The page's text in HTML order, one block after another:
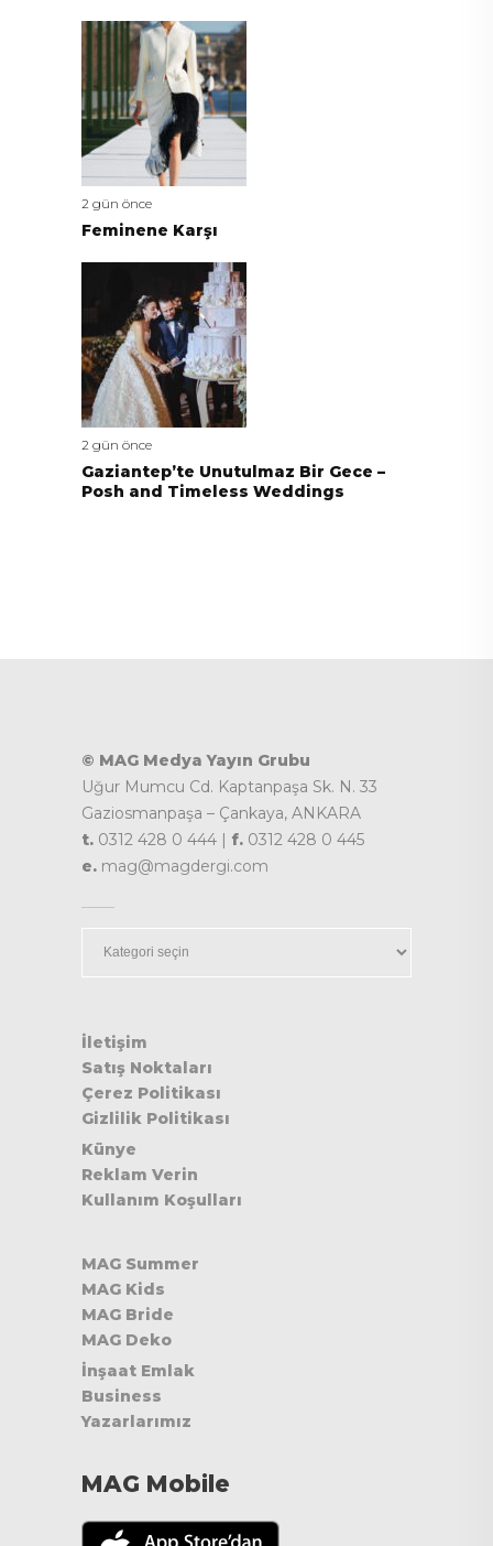
2 gün önce
Feminene Karşı
2 gün önce
Gaziantep’te Unutulmaz Bir Gece –
Posh and Timeless Weddings
© MAG Medya Yayın Grubu
Uğur Mumcu Cd. Kaptanpaşa Sk. N. 33
Gaziosmanpaşa – Çankaya, ANKARA
t. 0312 428 0 444 | f. 0312 428 0 445
e. mag@magdergi.com
İletişim
Satış Noktaları
Çerez Politikası
Gizlilik Politikası
Künye
Reklam Verin
Kullanım Koşulları
MAG Summer
MAG Kids
MAG Bride
MAG Deko
İnşaat Emlak
Business
Yazarlarımız
MAG Mobile